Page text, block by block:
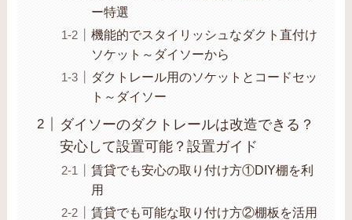
ー特選
機能的でスタイリッシュなダクト直付け
ソケット～ダイソーから
ダクトレール用のソケットとコードセッ
ト～ダイソー
ダイソーのダクトレールは改造できる？
安心して設置可能？設置ガイド
賃貸でも安心の取り付け方①DIY棚を利
用
賃貸でも可能な取り付け方②棚板を活用